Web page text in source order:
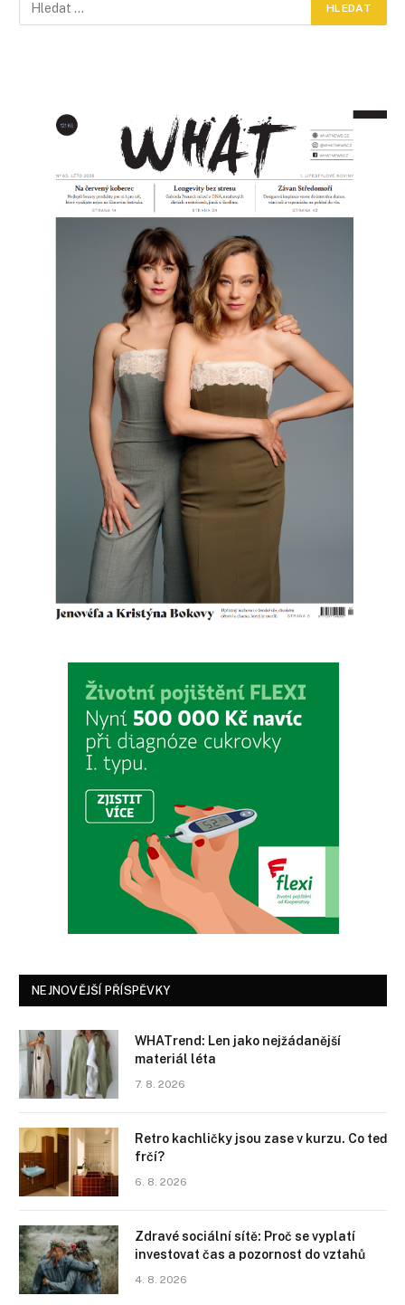
NEJNOVĚJŠÍ PŘÍSPĚVKY
WHATrend: Len jako nejžádanější
materiál léta
7. 8. 2026
Retro kachličky jsou zase v kurzu. Co teď
frčí?
6. 8. 2026
Zdravé sociální sítě: Proč se vyplatí
investovat čas a pozornost do vztahů
4. 8. 2026